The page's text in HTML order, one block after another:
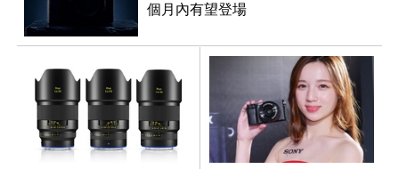
個月內有望登場